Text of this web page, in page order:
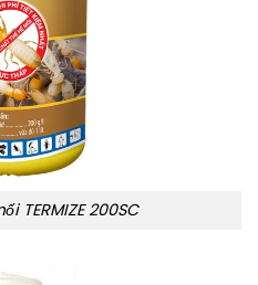
TERMIZE 200SC